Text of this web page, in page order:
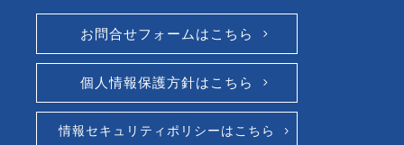
お問合せフォームはこちら
個人情報保護方針はこちら
情報セキュリティポリシーはこちら